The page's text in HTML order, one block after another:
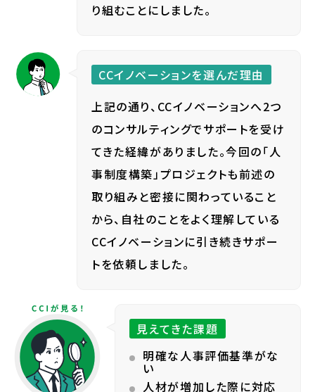
り組むことにしました。
CCイノベーションを選んだ理由
上記の通り、CCイノベーションへ2つ
のコンサルティングでサポートを受け
てきた経緯がありました。今回の「人
事制度構築」プロジェクトも前述の
取り組みと密接に関わっていること
から、自社のことをよく理解している
CCイノベーションに引き続きサポー
トを依頼しました。
見えてきた課題
明確な人事評価基準がな
い
人材が増加した際に対応